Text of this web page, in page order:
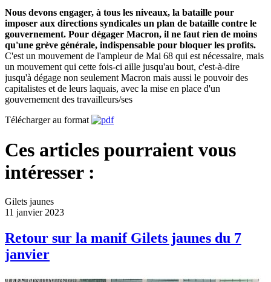
Nous devons engager, à tous les niveaux, la bataille pour
imposer aux directions syndicales un plan de bataille contre le
gouvernement. Pour dégager Macron, il ne faut rien de moins
qu'une grève générale, indispensable pour bloquer les profits.
C'est un mouvement de l'ampleur de Mai 68 qui est nécessaire, mais
un mouvement qui cette fois-ci aille jusqu'au bout, c'est-à-dire
jusqu'à dégage non seulement Macron mais aussi le pouvoir des
capitalistes et de leurs laquais, avec la mise en place d'un
gouvernement des travailleurs/ses
Télécharger au format
Ces articles pourraient vous
intéresser :
Gilets jaunes
11 janvier 2023
Retour sur la manif Gilets jaunes du 7
janvier